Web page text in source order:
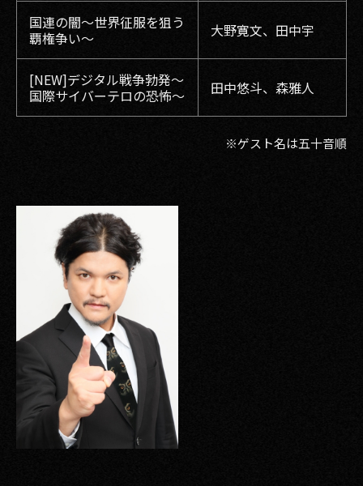
国連の闇〜世界征服を狙う
覇権争い〜
大野寛文、田中宇
[NEW]デジタル戦争勃発〜
国際サイバーテロの恐怖〜
田中悠斗、森雅人
※ゲスト名は五十音順